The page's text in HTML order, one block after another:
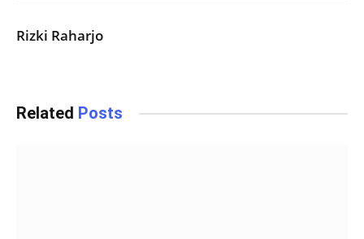
Rizki Raharjo
Related Posts